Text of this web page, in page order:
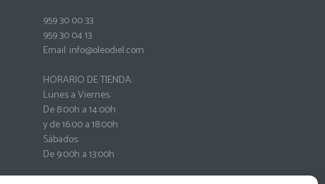
959 30 00 33
959 30 04 13
Email: info@oleodiel.com
HORARIO DE TIENDA:
Lunes a Viernes:
De 8:00h a 14:00h
y de 16:00 a 18:00h
Sábados:
De 9:00h a 13:00h